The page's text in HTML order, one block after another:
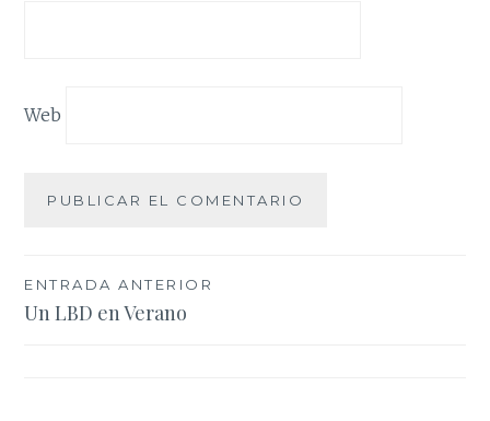
Web
Navegación
de
ENTRADA ANTERIOR
Un LBD en Verano